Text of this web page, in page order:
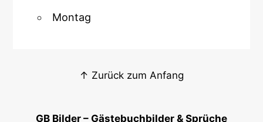
Montag
↑ Zurück zum Anfang
GB Bilder – Gästebuchbilder & Sprüche